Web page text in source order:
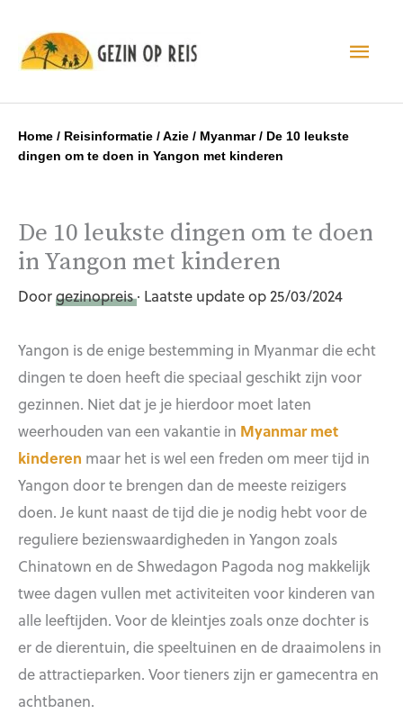
Home / Reisinformatie / Azie / Myanmar/ De 10 leukste
dingen om te doen in Yangon met kinderen
De 10 leukste dingen om te doen
in Yangon met kinderen
Doorgezinopreis· Laatste update op 25/03/2024
Yangon is de enige bestemming in Myanmar die echt
dingen te doen heeft die speciaal geschikt zijn voor
gezinnen. Niet dat je je hierdoor moet laten
weerhouden van een vakantie in Myanmar met
kinderen maar het is wel een freden om meer tijd in
Yangon door te brengen dan de meeste reizigers
doen. Je kunt naast de tijd die je nodig hebt voor de
reguliere bezienswaardigheden in Yangon zoals
Chinatown en de Shwedagon Pagoda nog makkelijk
twee dagen vullen met activiteiten voor kinderen van
alle leeftijden. Voor de kleintjes zoals onze dochter is
er de dierentuin, die speeltuinen en de draaimolens in
de attractieparken. Voor tieners zijn er gamecentra en
achtbanen.